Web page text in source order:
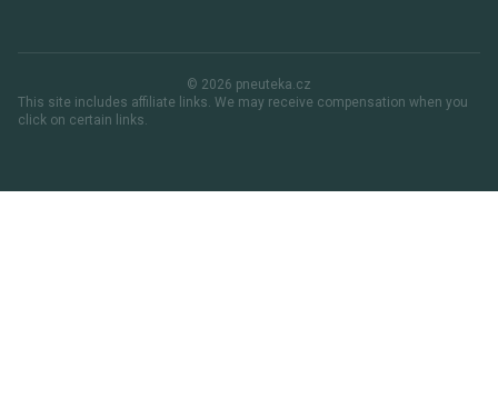
© 2026 pneuteka.cz
This site includes affiliate links. We may receive compensation when you
click on certain links.